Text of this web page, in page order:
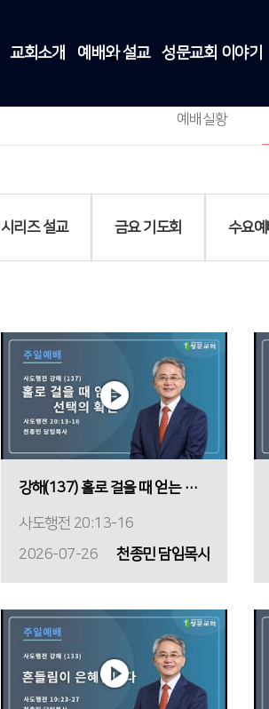
교회소개 예배와 설교 성문교회 이야기
예배실황
시리즈 설교 금요 기도회 수요예
강해(137) 홀로 걸을 때 얻는 선택의 확신
사도행전 20:13-16
2026-07-26
천종민 담임목사